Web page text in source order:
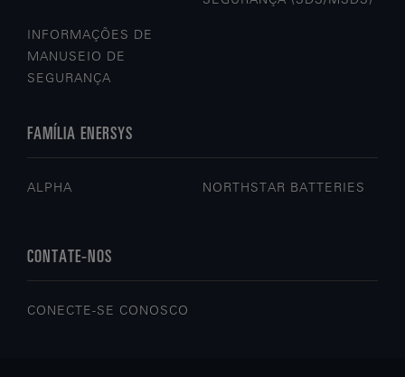
INFORMAÇÕES DE
MANUSEIO DE
SEGURANÇA
FAMÍLIA ENERSYS
ALPHA NORTHSTAR BATTERIES
CONTATE-NOS
CONECTE-SE CONOSCO